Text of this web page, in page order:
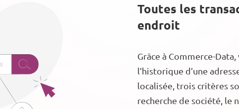
Toutes les
endroit
Grâce à Commerce-
l’historique d’une
localisée, trois critères
recherche de société, le